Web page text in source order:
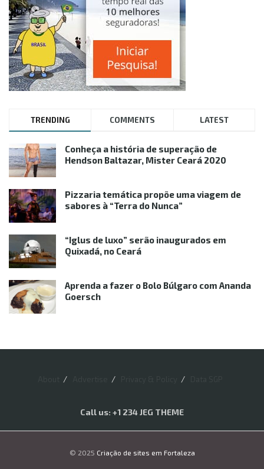
TRENDING COMMENTS LATEST
Conheça a história de superação de
Hendson Baltazar, Mister Ceará 2020
Pizzaria temática propõe uma viagem de
sabores à “Terra do Nunca”
“Iglus de luxo” serão inaugurados em
Quixadá, no Ceará
Aprenda a fazer o Bolo Búlgaro com Ananda
Goersch
Call us: +1 234 JEG THEME
© 2025 Criação de sites em Fortaleza